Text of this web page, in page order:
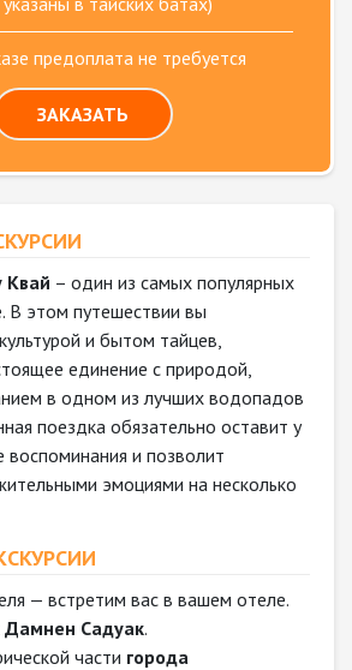
предоплата не требуется
ЗАКАЗАТЬ
Квай – один из самых популярных
В этом путешествии вы
и бытом тайцев,
единение с природой,
в одном из лучших водопадов
поездка обязательно оставит у
воспоминания и позволит
эмоциями на несколько
— встретим вас в вашем отеле.
Дамнен Садуак.
части города